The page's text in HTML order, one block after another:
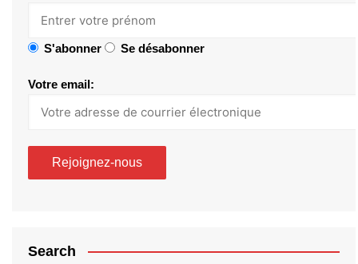
S'abonner Se désabonner
Votre email:
Search